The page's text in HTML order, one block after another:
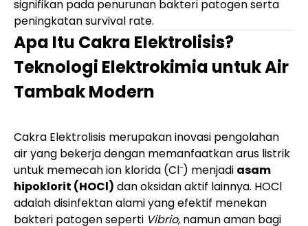
signifikan pada penurunan bakteri patogen serta
peningkatan survival rate.
Apa Itu Cakra Elektrolisis?
Teknologi Elektrokimia untuk Air
Tambak Modern
Cakra Elektrolisis merupakan inovasi pengolahan
air yang bekerja dengan memanfaatkan arus listrik
untuk memecah ion klorida (Cl⁻) menjadi asam
hipoklorit (HOCl) dan oksidan aktif lainnya. HOCl
adalah disinfektan alami yang efektif menekan
bakteri patogen seperti Vibrio, namun aman bagi